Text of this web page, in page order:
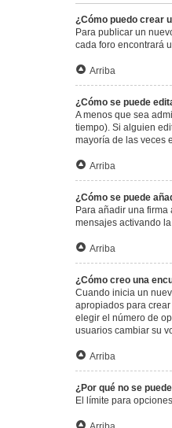
¿Cómo puedo crear
Para publicar un
cada foro encontrará
Arriba
¿Cómo se puede
A menos que sea
tiempo). Si alguien
mayoría de las veces
Arriba
¿Cómo se puede
Para añadir una
mensajes activando
Arriba
¿Cómo creo una
Cuando inicia un
apropiados para
elegir el número de
usuarios cambiar su
Arriba
¿Por qué no se
El límite para